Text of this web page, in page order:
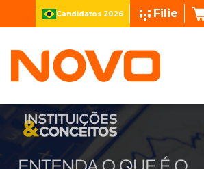
Candidatos 2026 Filie